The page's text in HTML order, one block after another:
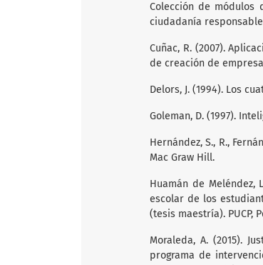
Colección de módulos
ciudadanía responsable.
Cuñac, R. (2007).
de creación de
Delors, J. (1994). Los
Goleman, D. (1997).
Hernández, S., R.,
Mac Graw Hill.
Huamán de Meléndez,
escolar de los
(tesis maestría). PUCP,
Moraleda, A. (2015).
programa de